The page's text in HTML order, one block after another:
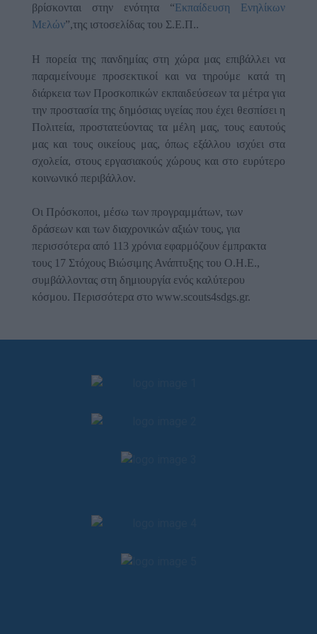
βρίσκονται στην ενότητα “Εκπαίδευση Ενηλίκων
Μελών”,της ιστοσελίδας του Σ.Ε.Π..
Η πορεία της πανδημίας στη χώρα μας επιβάλλει να
παραμείνουμε προσεκτικοί και να τηρούμε κατά τη
διάρκεια των Προσκοπικών εκπαιδεύσεων τα μέτρα για
την προστασία της δημόσιας υγείας που έχει θεσπίσει η
Πολιτεία, προστατεύοντας τα μέλη μας, τους εαυτούς
μας και τους οικείους μας, όπως εξάλλου ισχύει στα
σχολεία, στους εργασιακούς χώρους και στο ευρύτερο
κοινωνικό περιβάλλον.
Οι Πρόσκοποι, μέσω των προγραμμάτων, των
δράσεων και των διαχρονικών αξιών τους, για
περισσότερα από 113 χρόνια εφαρμόζουν έμπρακτα
τους 17 Στόχους Βιώσιμης Ανάπτυξης του Ο.Η.Ε.,
συμβάλλοντας στη δημιουργία ενός καλύτερου
κόσμου. Περισσότερα στο www.scouts4sdgs.gr.